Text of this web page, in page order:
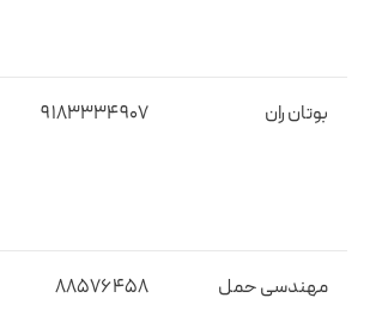
بوتان ران ۹۱۸۳۳۳۴۹۰۷
مهندسی حمل
۸۸۵۷۶۴۵۸